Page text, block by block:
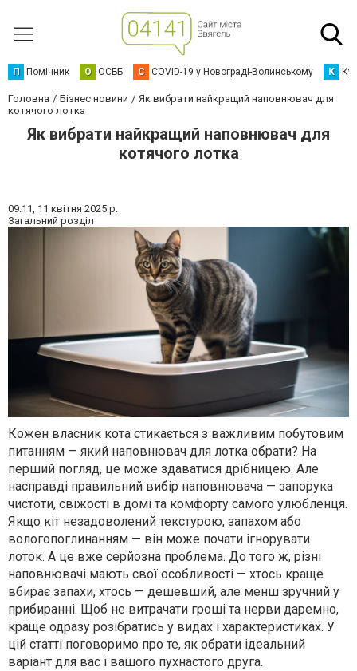
П Помічник О ОСББ C COVID-19 у Новограді-Волинському К
Головна Бізнес новини
Як вибрати найкращий наповнювач для
котячого лотка
Як вибрати найкращий наповнювач для
котячого лотка
09:11, 11 квітня 2025 р.
Загальний розділ
Кожен власник кота стикається з важливим побутовим
питанням — який наповнювач для лотка обрати? На
перший погляд, це може здаватися дрібницею. Але
насправді правильний вибір наповнювача — запорука
чистоти, свіжості в домі та комфорту самого улюбленця.
Якщо кіт незадоволений текстурою, запахом або
вологопоглинанням — він може почати ігнорувати
лоток. А це вже серйозна проблема. До того ж, різні
наповнювачі мають свої особливості — хтось краще
вбирає запахи, хтось — дешевший, але менш зручний у
прибиранні. Щоб не витрачати гроші та нерви даремно,
краще одразу розібратись у видах і характеристиках. У
цій статті поговоримо про те, як обрати ідеальний
варіант для вас і вашого пухнастого друга.